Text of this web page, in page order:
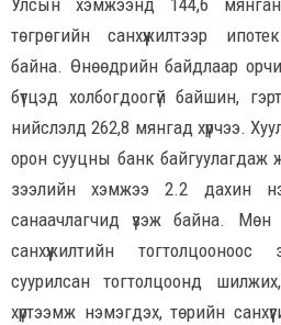
Улсын хэмжээнд 144,6
төгрөгийн санхүүжилтээр
байна. Өнөөдрийн байдлаар
бүтцэд холбогдоогүй байшин,
нийслэлд 262,8 мянгад хүрчээ.
орон сууцны банк байгуулагдаж
зээлийн хэмжээ 2.2 дахин
санаачлагчид үзэж байна. Мөн
санхүүжилтийн
суурилсан тогтолцоонд
хүртээмж нэмэгдэх, төрийн